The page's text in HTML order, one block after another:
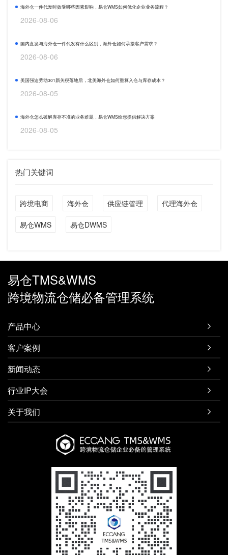
海外仓一件代发时效受哪些因素影响，易仓WMS如何优化企业业务流程？
2026-08-06
国内直发与海外仓一件代发有什么区别，海外仓如何承接客户需求？
2026-08-06
美国强迫劳动301新关税落地后，北美海外仓如何重算入仓与库存成本？
2026-08-05
海外仓怎么破解库存不准的业务难题，易仓WMS给您提供解决方案
2026-08-05
热门关键词
跨境电商 海外仓 供应链管理 代理海外仓
易仓WMS 易仓DWMS
易仓TMS&WMS
跨境物流仓储必备管理系统
产品中心 
客户案例 
新闻动态 
行业IP大会 
关于我们 